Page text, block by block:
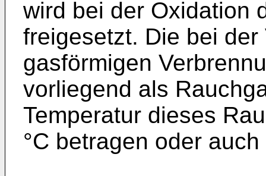
wird bei der Oxidation
freigesetzt. Die bei
gasförmigen
vorliegend als
Temperatur dieses
°C betragen oder